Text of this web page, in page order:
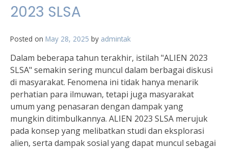
2023 SLSA
Posted on May 28, 2025 by admintak
Dalam beberapa tahun terakhir, istilah "ALIEN 2023
SLSA" semakin sering muncul dalam berbagai diskusi
di masyarakat. Fenomena ini tidak hanya menarik
perhatian para ilmuwan, tetapi juga masyarakat
umum yang penasaran dengan dampak yang
mungkin ditimbulkannya. ALIEN 2023 SLSA merujuk
pada konsep yang melibatkan studi dan eksplorasi
alien, serta dampak sosial yang dapat muncul sebagai